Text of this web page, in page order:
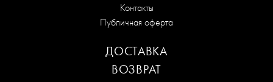
Контакты
Публичная оферта
ДОСТАВКА
ВОЗВРАТ